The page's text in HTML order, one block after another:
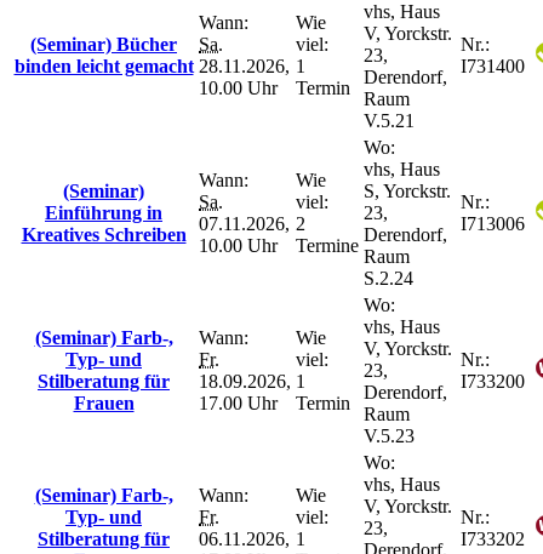
(Seminar) Bücher
binden leicht gemacht
Wann:
Sa.
28.11.2026,
10.00 Uhr
Wie
viel:
1
Termin
vhs, Haus
V, Yorckstr.
23,
Derendorf,
Raum
V.5.21
Nr.:
I731400
(Seminar)
Einführung in
Kreatives Schreiben
Wann:
Sa.
07.11.2026,
10.00 Uhr
Wie
viel:
2
Termine
Wo:
vhs, Haus
S, Yorckstr.
23,
Derendorf,
Raum
S.2.24
Nr.:
I713006
(Seminar) Farb-,
Typ- und
Stilberatung für
Frauen
Wann:
Fr.
18.09.2026,
17.00 Uhr
Wie
viel:
1
Termin
Wo:
vhs, Haus
V, Yorckstr.
23,
Derendorf,
Raum
V.5.23
Nr.:
I733200
(Seminar) Farb-,
Typ- und
Stilberatung für
Wann:
Fr.
06.11.2026,
Wie
viel:
1
Wo:
vhs, Haus
V, Yorckstr.
23,
Derendorf,
Nr.:
I733202